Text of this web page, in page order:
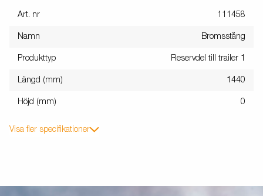
Art. nr 111458
Namn Bromsstång
Produkttyp Reservdel till trailer 1
Längd (mm) 1440
Höjd (mm) 0
Visa fler specifikationer